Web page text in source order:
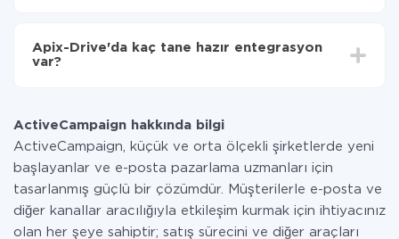
Hizmetimiz aracılığıyla yalnızca bir sisteminizden
diğerine aktarılan veri miktarı için ödeme yaparsınız.
Apix-Drive'da kaç tane hazır entegrasyon
var?
ActiveCampaign hakkında bilgi
ActiveCampaign, küçük ve orta ölçekli şirketlerde yeni
başlayanlar ve e-posta pazarlama uzmanları için
tasarlanmış güçlü bir çözümdür. Müşterilerle e-posta ve
diğer kanallar aracılığıyla etkileşim kurmak için ihtiyacınız
olan her şeye sahiptir; satış sürecini ve diğer araçları